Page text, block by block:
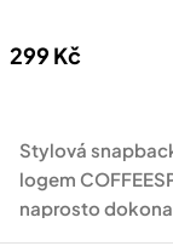
299 Kč
Stylová
logem
naprosto
pro každodenní